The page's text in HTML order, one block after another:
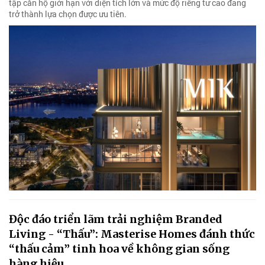
tập căn hộ giới hạn với diện tích lớn và mức độ riêng tư cao đang
trở thành lựa chọn được ưu tiên.
Độc đáo triển lãm trải nghiệm Branded
Living - “Thấu”: Masterise Homes đánh thức
“thấu cảm” tinh hoa về không gian sống